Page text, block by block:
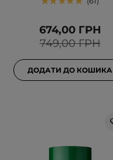
749,00 ГРН
674,00 ГРН
ДОДАТИ ДО КОШИКА